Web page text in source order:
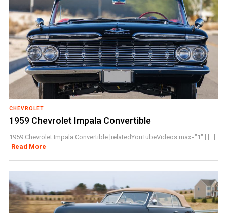
CHEVROLET
1959 Chevrolet Impala Convertible
1959 Chevrolet Impala Convertible [relatedYouTubeVideos max="1" ] [...]
Read More